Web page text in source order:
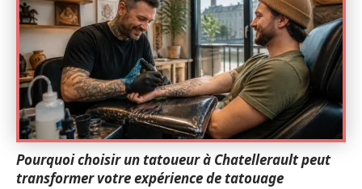
Pourquoi choisir un tatoueur à Chatellerault peut
transformer votre expérience de tatouage